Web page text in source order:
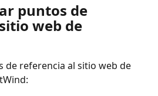
puntos de
web de
de referencia al sitio web de